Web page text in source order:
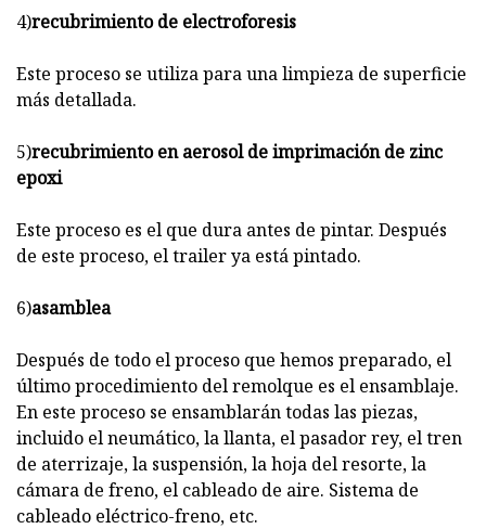
4)recubrimiento de electroforesis
Este proceso se utiliza para una limpieza de superficie
más detallada.
5)recubrimiento en aerosol de imprimación de zinc
epoxi
Este proceso es el que dura antes de pintar. Después
de este proceso, el trailer ya está pintado.
6)asamblea
Después de todo el proceso que hemos preparado, el
último procedimiento del remolque es el ensamblaje.
En este proceso se ensamblarán todas las piezas,
incluido el neumático, la llanta, el pasador rey, el tren
de aterrizaje, la suspensión, la hoja del resorte, la
cámara de freno, el cableado de aire. Sistema de
cableado eléctrico-freno, etc.